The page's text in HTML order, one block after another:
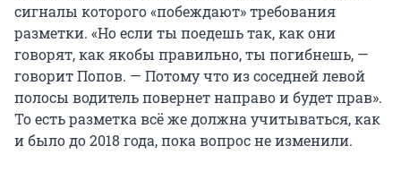
сигналы которого «побеждают» требования
разметки. «Но если ты поедешь так, как они
говорят, как якобы правильно, ты погибнешь, —
говорит Попов. — Потому что из соседней левой
полосы водитель повернет направо и будет прав».
То есть разметка всё же должна учитываться, как
и было до 2018 года, пока вопрос не изменили.